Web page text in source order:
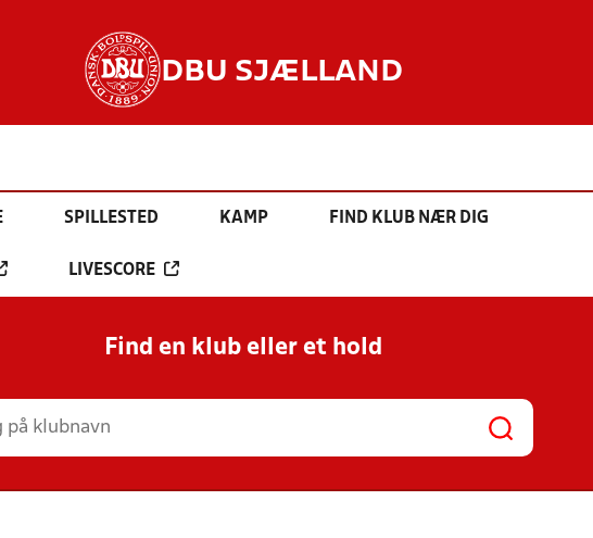
DBU SJÆLLAND
SPILLESTED KAMP FIND KLUB NÆR DIG
LIVESCORE
Find en klub eller et hold